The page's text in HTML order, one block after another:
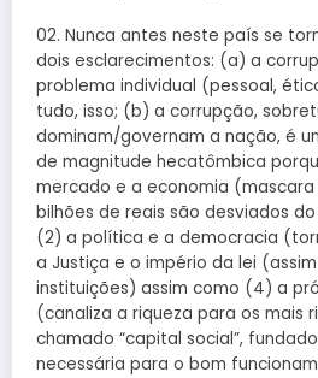
02. Nunca antes neste país se
dois esclarecimentos: (a) a
problema individual (pessoal,
tudo, isso; (b) a corrupção,
dominam/governam a nação, é
de magnitude hecatômbica
mercado e a economia
bilhões de reais são desviados
(2) a política e a democracia
a Justiça e o império da lei
instituições) assim como (4) a
(canaliza a riqueza para os mais
chamado “capital social”,
necessária para o bom